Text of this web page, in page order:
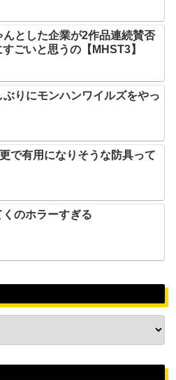
んとした企業が2作品連続賛否
ごいと思うの【MHST3】
ぶりにモンハンワイルズをやっ
で有用になりそうな防具って
のホラーすぎる